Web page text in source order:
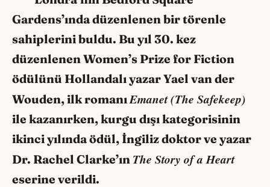
Gardens’ında düzenlenen bir törenle
sahiplerini buldu. Bu yıl 30. kez
düzenlenen Women’s Prize for Fiction
ödülünü Hollandalı yazar Yael van der
Wouden, ilk romanıEmanet (The Safekeep)
ile kazanırken, kurgu dışı kategorisinin
ikinci yılında ödül, İngiliz doktor ve yazar
Dr. Rachel Clarke’ın The Story of a Heart
eserine verildi.